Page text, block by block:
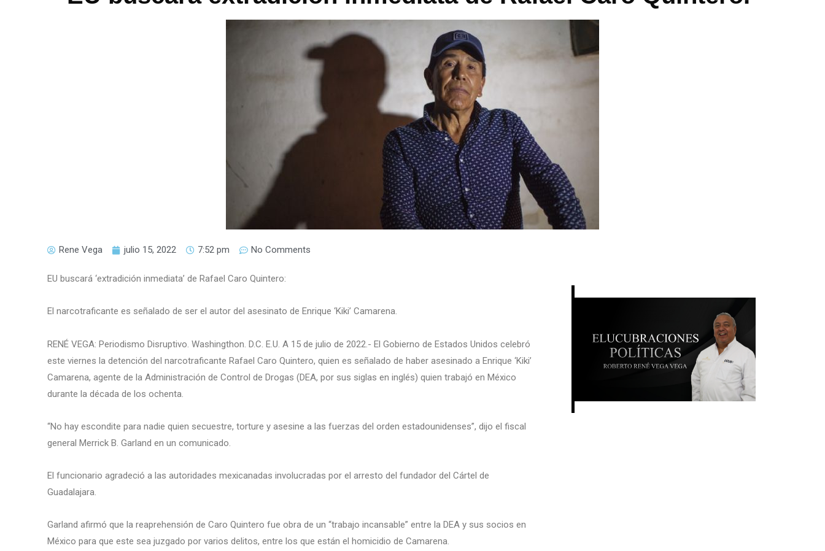
Rene Vega julio 15, 2022 7:52 pm No Comments
EU buscará ‘extradición inmediata’ de Rafael Caro Quintero:
El narcotraficante es señalado de ser el autor del asesinato de Enrique ‘Kiki’ Camarena.
RENÉ VEGA: Periodismo Disruptivo. Washingthon. D.C. E.U. A 15 de julio de 2022.- El Gobierno de Estados Unidos celebró
este viernes la detención del narcotraficante Rafael Caro Quintero, quien es señalado de haber asesinado a Enrique ‘Kiki’
Camarena, agente de la Administración de Control de Drogas (DEA, por sus siglas en inglés) quien trabajó en México
durante la década de los ochenta.
“No hay escondite para nadie quien secuestre, torture y asesine a las fuerzas del orden estadounidenses”, dijo el fiscal
general Merrick B. Garland en un comunicado.
El funcionario agradeció a las autoridades mexicanadas involucradas por el arresto del fundador del Cártel de
Guadalajara.
Garland afirmó que la reaprehensión de Caro Quintero fue obra de un “trabajo incansable” entre la DEA y sus socios en
México para que este sea juzgado por varios delitos, entre los que están el homicidio de Camarena.